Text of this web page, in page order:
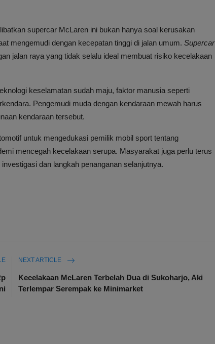
supercar McLaren ini bukan hanya soal kerusakan
mengemudi dengan kecepatan tinggi di jalan umum. Supercar
jalan raya yang tidak selalu ideal membuat risiko kecelakaan
keselamatan sudah maju, faktor manusia seperti
Pengemudi muda dengan kendaraan mewah harus
kendaraan tersebut.
untuk mengedukasi pemilik mobil sport tentang
mencegah kecelakaan serupa. Masyarakat juga perlu terus
dan langkah penanganan selanjutnya.
NEXT ARTICLE
Kecelakaan McLaren Terbelah Dua di Sukoharjo, Aki
Terlempar Serempak ke Minimarket